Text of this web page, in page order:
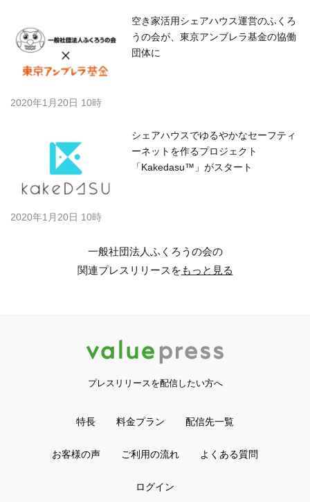
空き家活用シェアハウス運営のふくろ
うの会が、東京アンブレラ基金の協働
団体に
2020年1月20日 10時
シェアハウスでゆるやかなセーフティ
ーネットを作るプロジェクト
「Kakedasu™」がスタート
2020年1月20日 10時
一般社団法人ふくろうの会の
関連プレスリリースをもっと見る
プレスリリースを配信したい方へ
特長 料金プラン 配信先一覧
お客様の声 ご利用の流れ よくある質問
ログイン